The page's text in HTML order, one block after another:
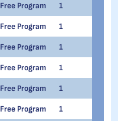
Free Program 1
Free Program 1
Free Program 1
Free Program 1
Free Program 1
Free Program 1